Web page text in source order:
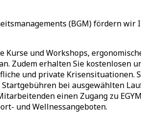
(BGM) fördern wir
und Workshops,
Zudem erhalten Sie kostenlosen
und private Krisensituationen.
bei ausgewählten
einen Zugang zu
und Wellnessangeboten.